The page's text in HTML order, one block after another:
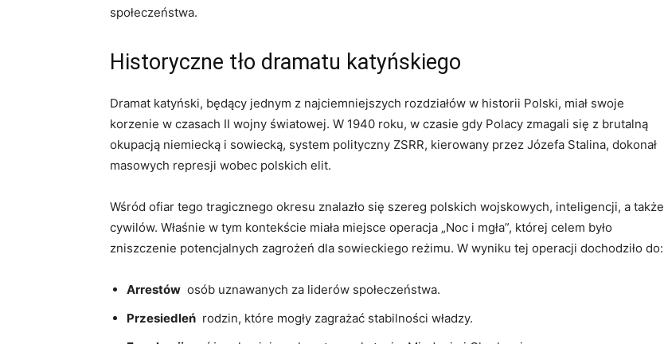
⁣społeczeństwa.
Historyczne ‌tło dramatu katyńskiego
Dramat katyński,⁢ będący jednym z​ najciemniejszych rozdziałów w historii Polski, ​miał swoje
korzenie w czasach II wojny‌ światowej. W 1940 roku, ‌w czasie gdy Polacy zmagali się z brutalną
okupacją niemiecką i sowiecką, system polityczny ZSRR, kierowany przez Józefa Stalina, dokonał
masowych represji wobec polskich elit.
Wśród ofiar tego‌ tragicznego⁣ okresu znalazło się szereg polskich wojskowych, inteligencji, a także
cywilów. Właśnie w tym kontekście miała ⁢miejsce operacja „Noc i mgła”, której celem‍ było
zniszczenie potencjalnych zagrożeń dla sowieckiego reżimu. W wyniku tej operacji ​dochodziło⁣ do:
Arrestów ‌ osób uznawanych za liderów ‍społeczeństwa.
Przesiedleń ⁣ rodzin, które ⁤mogły zagrażać stabilności władzy.